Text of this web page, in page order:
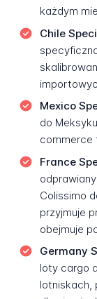
każdym
Chile
Mexico
do
commerce
France
Colissimo
przyjmuje
obejmuje
Germany
loty cargo
lotniskach,